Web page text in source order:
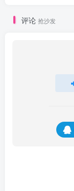
评论 抢沙发